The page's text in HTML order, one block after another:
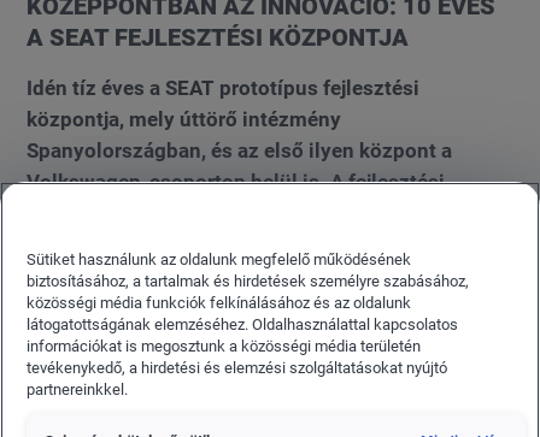
A SEAT FEJLESZTÉSI KÖZPONTJA
Idén tíz éves a SEAT prototípus fejlesztési
központja, mely úttörő intézmény
Spanyolországban, és az első ilyen központ a
Volkswagen-csoporton belül is. A fejlesztési
tevékenységet a gyártással. A központ 2007-ben
történt megnyitása óta a vállalat 430 millió eurót
fektetett itt be az új SEAT típusok fejlesztésébe. A
prototípus fejlesztési központ egyik fő célja, hogy
csökkentse az új modellek piaci bevezetésig tartó
Sütiket használunk az oldalunk megfelelő működésének
biztosításához, a tartalmak és hirdetések személyre szabásához,
közösségi média funkciók felkínálásához és az oldalunk
látogatottságának elemzéséhez. Oldalhasználattal kapcsolatos
információkat is megosztunk a közösségi média területén
tevékenykedő, a hirdetési és elemzési szolgáltatásokat nyújtó
partnereinkkel.